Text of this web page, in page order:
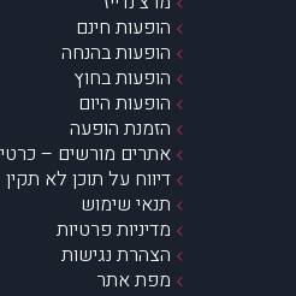
הופעות חינם
הופעות בהנחה
הופעות בחוץ
הופעות היום
הזמנת הופעה
אתרים מורשים –
דיווח על תוכן לא תקין
תנאי שימוש
מדיניות פרטיות
הצהרת נגישות
מפת אתר